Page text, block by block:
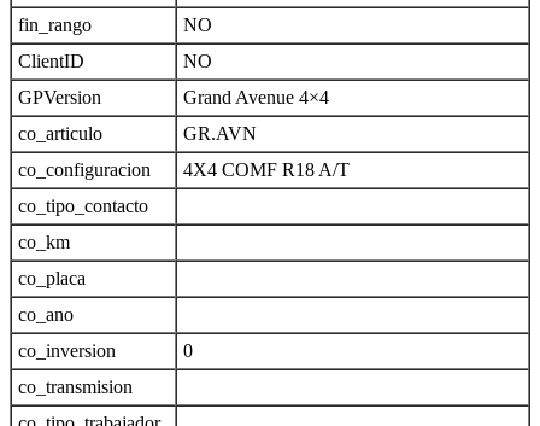
fin_rango
NO
ClientID
NO
GPVersion
Grand Avenue 4×4
co_articulo
GR.AVN
co_configuracion
4X4 COMF R18 A/T
co_tipo_contacto
co_km
co_placa
co_ano
co_inversion
0
co_transmision